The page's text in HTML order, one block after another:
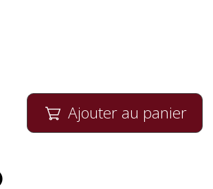
 Ajouter au panier